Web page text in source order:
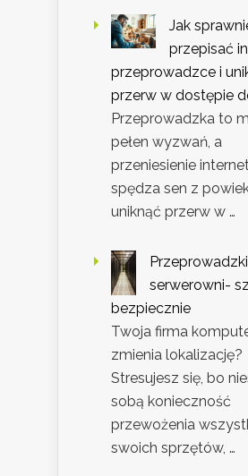
Jak
przepisać
przeprowadzce i
przerw w dostępie
Przeprowadzka to
pełen wyzwań, a
przeniesienie
spędza sen z
uniknąć przerw w …
Przeprowadzki
serwerowni-
bezpiecznie
Twoja firma
zmienia lokalizację?
Stresujesz się, bo
sobą konieczność
przewożenia
swoich sprzętów, …